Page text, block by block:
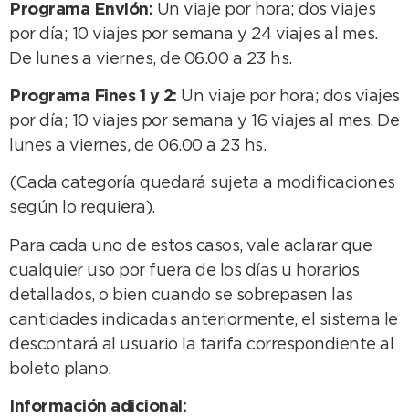
Programa Envión: Un viaje por hora; dos viajes
por día; 10 viajes por semana y 24 viajes al mes.
De lunes a viernes, de 06.00 a 23 hs.
Programa Fines 1 y 2: Un viaje por hora; dos viajes
por día; 10 viajes por semana y 16 viajes al mes. De
lunes a viernes, de 06.00 a 23 hs.
(Cada categoría quedará sujeta a modificaciones
según lo requiera).
Para cada uno de estos casos, vale aclarar que
cualquier uso por fuera de los días u horarios
detallados, o bien cuando se sobrepasen las
cantidades indicadas anteriormente, el sistema le
descontará al usuario la tarifa correspondiente al
boleto plano.
Información adicional: